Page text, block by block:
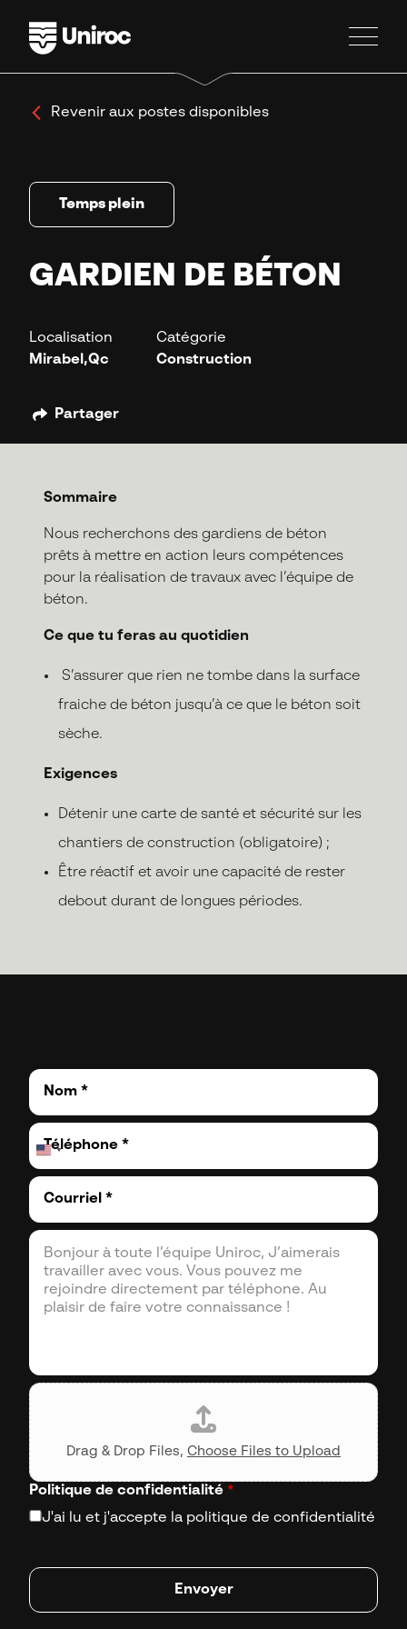
Revenir aux postes disponibles
Temps plein
GARDIEN DE BÉTON
Localisation
Mirabel,Qc
Catégorie
Construction
Partager
Sommaire
Nous recherchons des gardiens de béton
prêts à mettre en action leurs compétences
pour la réalisation de travaux avec l’équipe de
béton.
Ce que tu feras au quotidien
S’assurer que rien ne tombe dans la surface
fraiche de béton jusqu’à ce que le béton soit
sèche.
Exigences
Détenir une carte de santé et sécurité sur les
chantiers de construction (obligatoire) ;
Être réactif et avoir une capacité de rester
debout durant de longues périodes.
N
m
*T
é
l
é
h
o
C
u
rC
a
i
r
e
C
V
Drag & Drop Files, Choose Files to Upload
Politique de confidentialité *
J'ai lu et j'accepte la politique de confidentialité
Envoyer